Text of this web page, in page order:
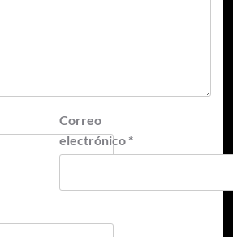
Correo
electrónico *